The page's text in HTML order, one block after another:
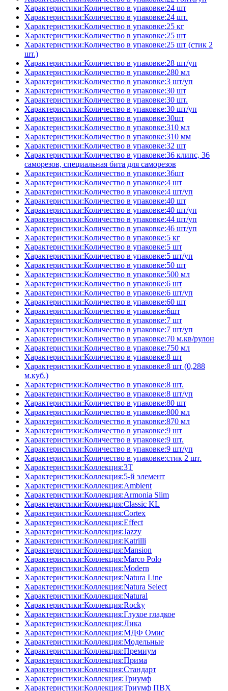
Характеристики:Количество в упаковке:24 шт
Характеристики:Количество в упаковке:24 шт.
Характеристики:Количество в упаковке:25 кг
Характеристики:Количество в упаковке:25 шт
Характеристики:Количество в упаковке:25 шт (стик 2
шт.)
Характеристики:Количество в упаковке:28 шт/уп
Характеристики:Количество в упаковке:280 мл
Характеристики:Количество в упаковке:3 шт/уп
Характеристики:Количество в упаковке:30 шт
Характеристики:Количество в упаковке:30 шт.
Характеристики:Количество в упаковке:30 шт/уп
Характеристики:Количество в упаковке:30шт
Характеристики:Количество в упаковке:310 мл
Характеристики:Количество в упаковке:310 мм
Характеристики:Количество в упаковке:32 шт
Характеристики:Количество в упаковке:36 клипс, 36
саморезов, специальная бита для саморезов
Характеристики:Количество в упаковке:36шт
Характеристики:Количество в упаковке:4 шт
Характеристики:Количество в упаковке:4 шт/уп
Характеристики:Количество в упаковке:40 шт
Характеристики:Количество в упаковке:40 шт/уп
Характеристики:Количество в упаковке:44 шт/уп
Характеристики:Количество в упаковке:46 шт/уп
Характеристики:Количество в упаковке:5 кг
Характеристики:Количество в упаковке:5 шт
Характеристики:Количество в упаковке:5 шт/уп
Характеристики:Количество в упаковке:50 шт
Характеристики:Количество в упаковке:500 мл
Характеристики:Количество в упаковке:6 шт
Характеристики:Количество в упаковке:6 шт/уп
Характеристики:Количество в упаковке:60 шт
Характеристики:Количество в упаковке:6шт
Характеристики:Количество в упаковке:7 шт
Характеристики:Количество в упаковке:7 шт/уп
Характеристики:Количество в упаковке:70 м.кв/рулон
Характеристики:Количество в упаковке:750 мл
Характеристики:Количество в упаковке:8 шт
Характеристики:Количество в упаковке:8 шт (0,288
м.куб.)
Характеристики:Количество в упаковке:8 шт.
Характеристики:Количество в упаковке:8 шт/уп
Характеристики:Количество в упаковке:80 шт
Характеристики:Количество в упаковке:800 мл
Характеристики:Количество в упаковке:870 мл
Характеристики:Количество в упаковке:9 шт
Характеристики:Количество в упаковке:9 шт.
Характеристики:Количество в упаковке:9 шт/уп
Характеристики:Количество в упаковке:стик 2 шт.
Характеристики:Коллекция:3T
Характеристики:Коллекция:5-й элемент
Характеристики:Коллекция:Ambient
Характеристики:Коллекция:Armonia Slim
Характеристики:Коллекция:Classic KL
Характеристики:Коллекция:Cortex
Характеристики:Коллекция:Effect
Характеристики:Коллекция:Jazzy
Характеристики:Коллекция:Katrilli
Характеристики:Коллекция:Mansion
Характеристики:Коллекция:Marco Polo
Характеристики:Коллекция:Modern
Характеристики:Коллекция:Natura Line
Характеристики:Коллекция:Natura Select
Характеристики:Коллекция:Natural
Характеристики:Коллекция:Rocky
Характеристики:Коллекция:Глухое гладкое
Характеристики:Коллекция:Лика
Характеристики:Коллекция:МДФ Омис
Характеристики:Коллекция:Модельные
Характеристики:Коллекция:Премиум
Характеристики:Коллекция:Прима
Характеристики:Коллекция:Стандарт
Характеристики:Коллекция:Триумф
Характеристики:Коллекция:Триумф ПВХ